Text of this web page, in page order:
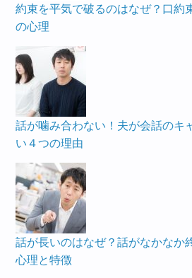
約束を平気で破るのはなぜ？口約
の心理
話が噛み合わない！夫が会話のキ
い４つの理由
話が長いのはなぜ？話がなかなか
心理と特徴